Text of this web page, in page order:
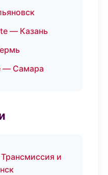
— Казань
— Самара
и